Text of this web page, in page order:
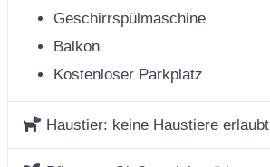
Geschirrspülmaschine
Balkon
Kostenloser Parkplatz
Haustier: keine Haustiere erlaubt